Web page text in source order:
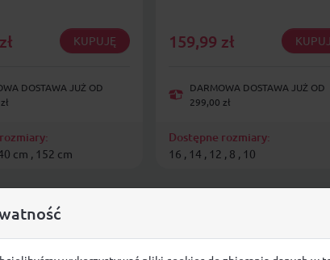
zł KUPUJĘ
DOSTAWA JUŻ OD
cm , 152 cm
159,99 zł
DARMOWA DOSTAWA JUŻ OD
299,00 zł
Dostępne rozmiary:
16 , 14 , 12 , 8 , 10